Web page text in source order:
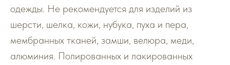
одежды. Не рекомендуется для изделий из
шерсти, шелка, кожи, нубука, пуха и пера,
мембранных тканей, замши, велюра, меди,
алюминия. Полированных и лакированных